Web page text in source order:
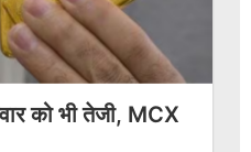
को भी तेजी, MCX